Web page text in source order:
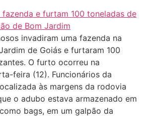
invadiram uma fazenda na
de Goiás e furtaram 100
O furto ocorreu na
feira (12). Funcionários da
às margens da rodovia
o adubo estava armazenado em
bags, em um galpão da